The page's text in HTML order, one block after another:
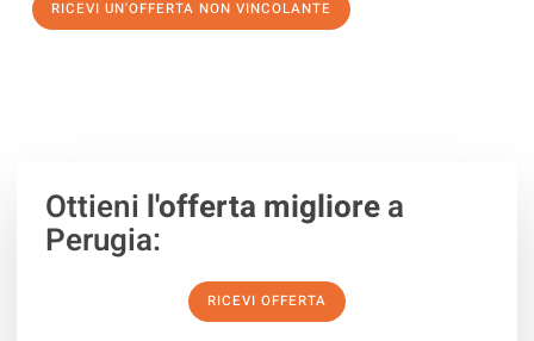
RICEVI UN'OFFERTA NON VINCOLANTE
Ottieni l'offerta migliorea
Perugia:
RICEVI OFFERTA